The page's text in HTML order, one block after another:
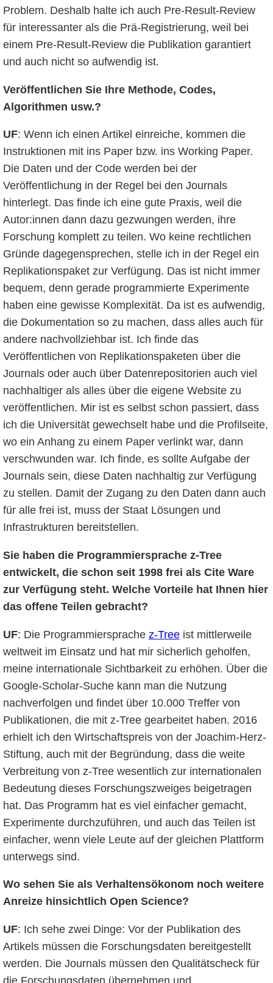
Problem. Deshalb halte ich auch Pre-Result-Review
für interessanter als die Prä-Registrierung, weil bei
einem Pre-Result-Review die Publikation garantiert
und auch nicht so aufwendig ist.
Veröffentlichen Sie Ihre Methode, Codes,
Algorithmen usw.?
UF: Wenn ich einen Artikel einreiche, kommen die
Instruktionen mit ins Paper bzw. ins Working Paper.
Die Daten und der Code werden bei der
Veröffentlichung in der Regel bei den Journals
hinterlegt. Das finde ich eine gute Praxis, weil die
Autor:innen dann dazu gezwungen werden, ihre
Forschung komplett zu teilen. Wo keine rechtlichen
Gründe dagegensprechen, stelle ich in der Regel ein
Replikationspaket zur Verfügung. Das ist nicht immer
bequem, denn gerade programmierte Experimente
haben eine gewisse Komplexität. Da ist es aufwendig,
die Dokumentation so zu machen, dass alles auch für
andere nachvollziehbar ist. Ich finde das
Veröffentlichen von Replikationspaketen über die
Journals oder auch über Datenrepositorien auch viel
nachhaltiger als alles über die eigene Website zu
veröffentlichen. Mir ist es selbst schon passiert, dass
ich die Universität gewechselt habe und die Profilseite,
wo ein Anhang zu einem Paper verlinkt war, dann
verschwunden war. Ich finde, es sollte Aufgabe der
Journals sein, diese Daten nachhaltig zur Verfügung
zu stellen. Damit der Zugang zu den Daten dann auch
für alle frei ist, muss der Staat Lösungen und
Infrastrukturen bereitstellen.
Sie haben die Programmiersprache z-Tree
entwickelt, die schon seit 1998 frei als Cite Ware
zur Verfügung steht. Welche Vorteile hat Ihnen hier
das offene Teilen gebracht?
UF: Die Programmiersprache z-Treeist mittlerweile
weltweit im Einsatz und hat mir sicherlich geholfen,
meine internationale Sichtbarkeit zu erhöhen. Über die
Google-Scholar-Suche kann man die Nutzung
nachverfolgen und findet über 10.000 Treffer von
Publikationen, die mit z-Tree gearbeitet haben. 2016
erhielt ich den Wirtschaftspreis von der Joachim-Herz-
Stiftung, auch mit der Begründung, dass die weite
Verbreitung von z-Tree wesentlich zur internationalen
Bedeutung dieses Forschungszweiges beigetragen
hat. Das Programm hat es viel einfacher gemacht,
Experimente durchzuführen, und auch das Teilen ist
einfacher, wenn viele Leute auf der gleichen Plattform
unterwegs sind.
Wo sehen Sie als Verhaltensökonom noch weitere
Anreize hinsichtlich Open Science?
UF: Ich sehe zwei Dinge: Vor der Publikation des
Artikels müssen die Forschungsdaten bereitgestellt
werden. Die Journals müssen den Qualitätscheck für
die Forschungsdaten übernehmen und